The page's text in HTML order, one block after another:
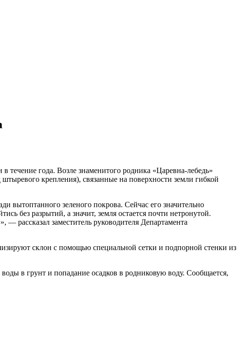
течение года. Возле знаменитого родника «Царевна-лебедь»
крепления), связанные на поверхности земли гибкой
вытоптанного зеленого покрова. Сейчас его значительно
без разрытий, а значит, земля остается почти нетронутой.
— рассказал заместитель руководителя Департамента
склон с помощью специальной сетки и подпорной стенки из
в грунт и попадание осадков в родниковую воду. Сообщается,